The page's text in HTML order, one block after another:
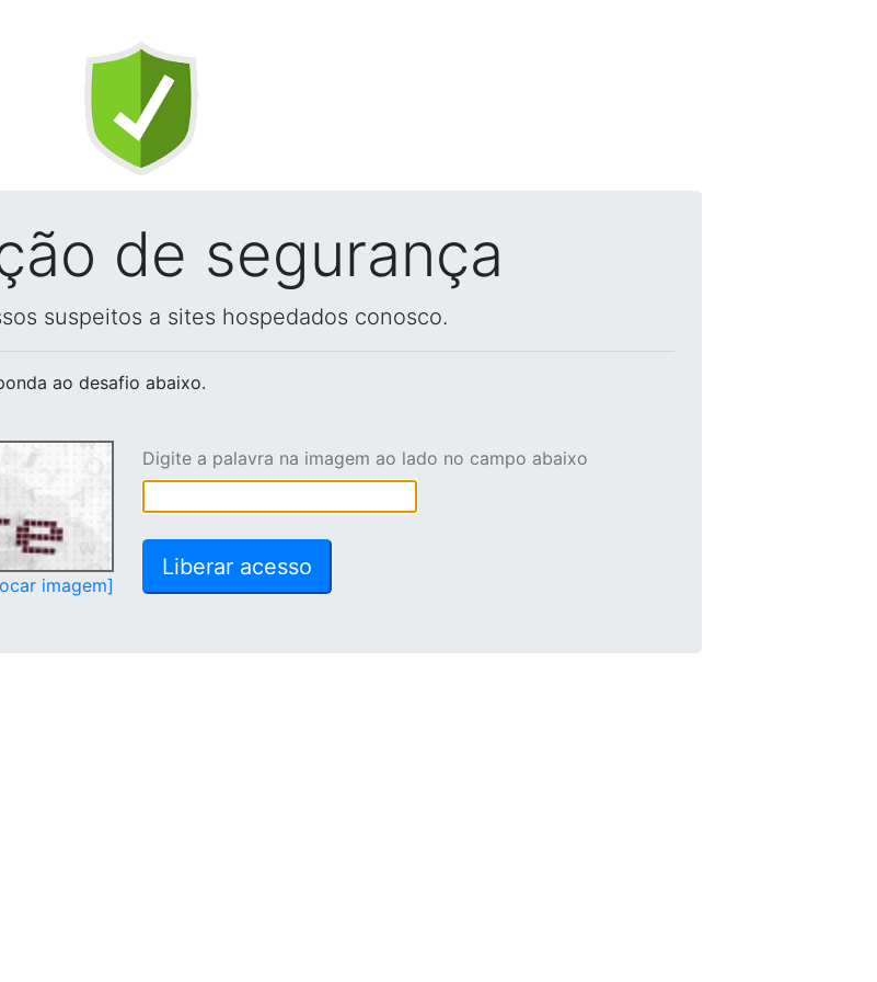
de segurança
suspeitos a sites hospedados conosco.
ao desafio abaixo.
imagem]
Digite a palavra na imagem ao lado no campo abaixo